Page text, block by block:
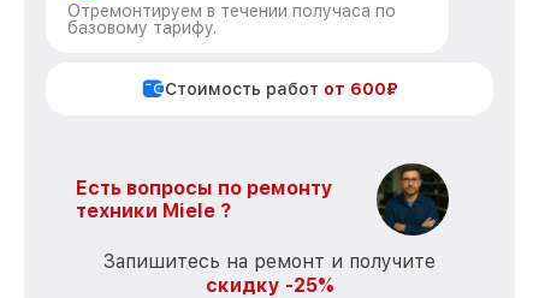
Отремонтируем в течении получаса по
базовому тарифу.
Стоимость работ от 600₽
Есть вопросы по ремонту
техники Miele ?
Запишитесь на ремонт и получите
скидку -25%